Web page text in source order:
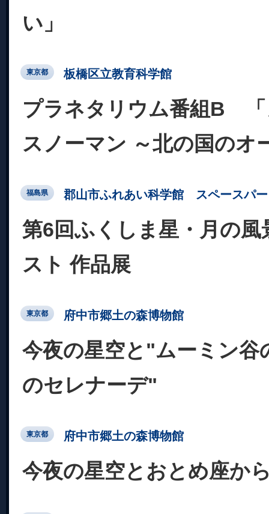
い」
東京都 板橋区立教育科学館
プラネタリウム番組B 「
スノーマン ～北の国のオ
福島県 郡山市ふれあい科学館 スペースパ
第6回ふくしま星・月の
スト 作品展
東京都 府中市郷土の森博物館
今夜の星空と"ムーミン
のセレナーデ"
東京都 府中市郷土の森博物館
今夜の星空とおとめ座か